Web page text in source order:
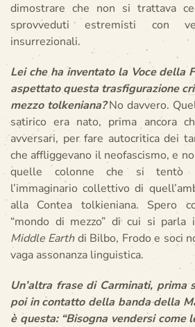
dimostrare che non si trattava
sprovveduti estremisti con
insurrezionali.
Lei che ha inventato la Voce della
aspettato questa trasfigurazione
mezzo tolkeniana?No davvero.
satirico era nato, prima ancora
avversari, per fare autocritica dei
che affliggevano il neofascismo, e
quelle colonne che si tentò
l’immaginario collettivo di
alla Contea tolkieniana. Spero
“mondo di mezzo” di cui si
Middle Earthdi Bilbo, Frodo e soci
vaga assonanza linguistica.
Un’altra frase di Carminati, prima
poi in contatto della banda della
è questa: “Bisogna vendersi come